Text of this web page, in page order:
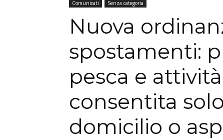
Comunicati Senza categoria
Nuova
spostamenti:
pesca e
consentita
domicilio o